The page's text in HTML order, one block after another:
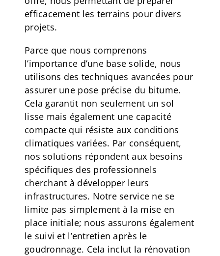
efficacement les terrains pour divers
projets.
Parce que nous comprenons
l’importance d’une base solide, nous
utilisons des techniques avancées pour
assurer une pose précise du bitume.
Cela garantit non seulement un sol
lisse mais également une capacité
compacte qui résiste aux conditions
climatiques variées. Par conséquent,
nos solutions répondent aux besoins
spécifiques des professionnels
cherchant à développer leurs
infrastructures. Notre service ne se
limite pas simplement à la mise en
place initiale; nous assurons également
le suivi et l’entretien après le
goudronnage. Cela inclut la rénovation